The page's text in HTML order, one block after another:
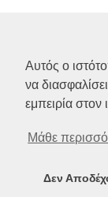
Αυτός ο
να
εμπειρία στον
Μάθε
Δεν